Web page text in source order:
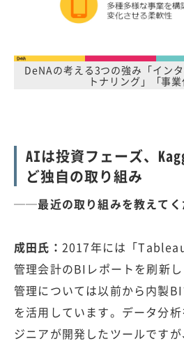
DeNAの考える3つの強み「イン
トナリング」「事業
AIは投資フェーズ、
ど独自の取り組み
──最近の取り組みを教えてく
成田氏： 2017年には「
管理会計のBIレポートを刷新
管理については以前から内製BI
を活用しています。データ分
ジニアが開発したツールです